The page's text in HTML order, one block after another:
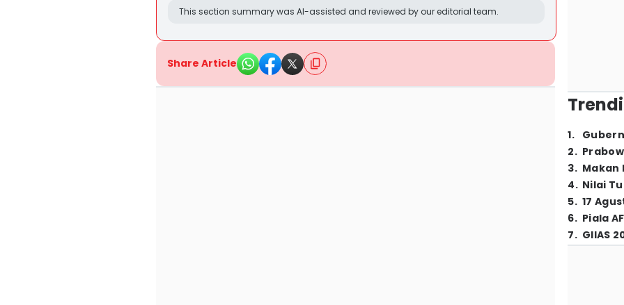
This section summary was AI-assisted and reviewed by our editorial team.
Share Article
1.
2.
3. Makan
4. Nilai
5. 17
6. Piala
7. GIIAS